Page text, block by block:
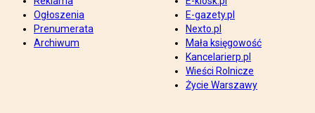
Ogłoszenia
Prenumerata
Archiwum
E-gazety.pl
Nexto.pl
Mała księgowość
Kancelarierp.pl
Wieści Rolnicze
Życie Warszawy